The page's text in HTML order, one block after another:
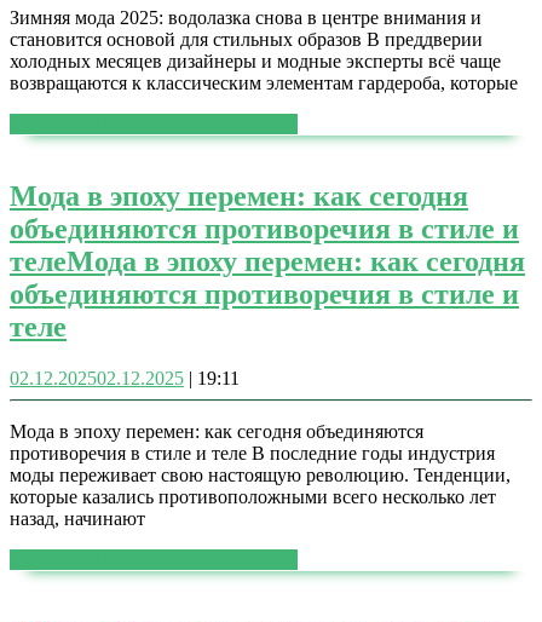
Зимняя мода 2025: водолазка снова в центре внимания и
становится основой для стильных образов В преддверии
холодных месяцев дизайнеры и модные эксперты всё чаще
возвращаются к классическим элементам гардероба, которые
Мода в эпоху перемен: как сегодня
объединяются противоречия в стиле и
телеМода в эпоху перемен: как сегодня
объединяются противоречия в стиле и
теле
02.12.202502.12.2025 | 19:11
Мода в эпоху перемен: как сегодня объединяются
противоречия в стиле и теле В последние годы индустрия
моды переживает свою настоящую революцию. Тенденции,
которые казались противоположными всего несколько лет
назад, начинают